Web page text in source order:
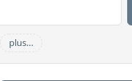
plus…